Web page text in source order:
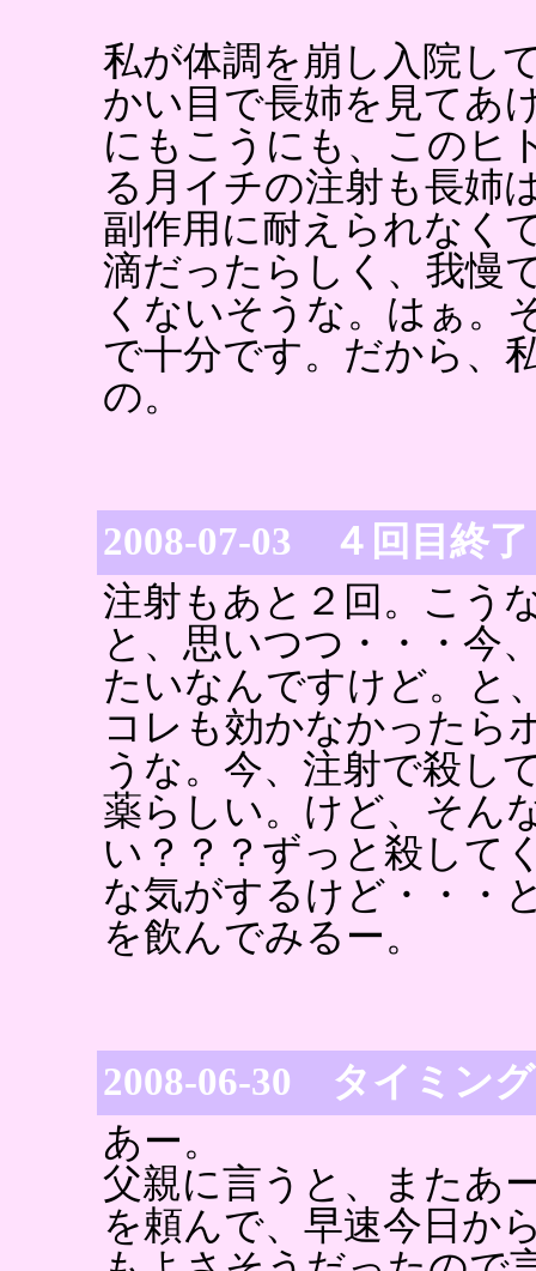
私が体調を崩し入院し
かい目で長姉を見てあ
にもこうにも、このヒ
る月イチの注射も長姉
副作用に耐えられなく
滴だったらしく、我慢
くないそうな。はぁ。
で十分です。だから、
の。
2008-07-03 ４回目終了
注射もあと２回。こう
と、思いつつ・・・今
たいなんですけど。と
コレも効かなかったら
うな。今、注射で殺し
薬らしい。けど、そん
い？？？ずっと殺して
な気がするけど・・・
を飲んでみるー。
2008-06-30 タイミン
あー。
父親に言うと、またあ
を頼んで、早速今日か